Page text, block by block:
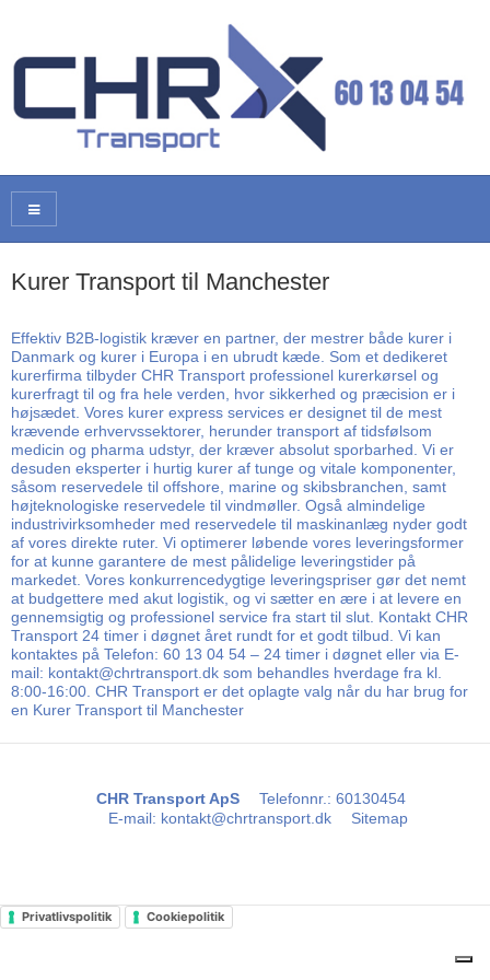
Kurer Transport til Manchester
Effektiv B2B-logistik kræver en partner, der mestrer både kurer i
Danmark og kurer i Europa i en ubrudt kæde. Som et dedikeret
kurerfirma tilbyder CHR Transport professionel kurerkørsel og
kurerfragt til og fra hele verden, hvor sikkerhed og præcision er i
højsædet. Vores kurer express services er designet til de mest
krævende erhvervssektorer, herunder transport af tidsfølsom
medicin og pharma udstyr, der kræver absolut sporbarhed. Vi er
desuden eksperter i hurtig kurer af tunge og vitale komponenter,
såsom reservedele til offshore, marine og skibsbranchen, samt
højteknologiske reservedele til vindmøller. Også almindelige
industrivirksomheder med reservedele til maskinanlæg nyder godt
af vores direkte ruter. Vi optimerer løbende vores leveringsformer
for at kunne garantere de mest pålidelige leveringstider på
markedet. Vores konkurrencedygtige leveringspriser gør det nemt
at budgettere med akut logistik, og vi sætter en ære i at levere en
gennemsigtig og professionel service fra start til slut. Kontakt CHR
Transport 24 timer i døgnet året rundt for et godt tilbud. Vi kan
kontaktes på Telefon: 60 13 04 54 – 24 timer i døgnet eller via E-
mail: kontakt@chrtransport.dk som behandles hverdage fra kl.
8:00-16:00. CHR Transport er det oplagte valg når du har brug for
en Kurer Transport til Manchester
CHR Transport ApS Telefonnr.: 60130454
E-mail: kontakt@chrtransport.dk Sitemap
Privatlivspolitik Cookiepolitik